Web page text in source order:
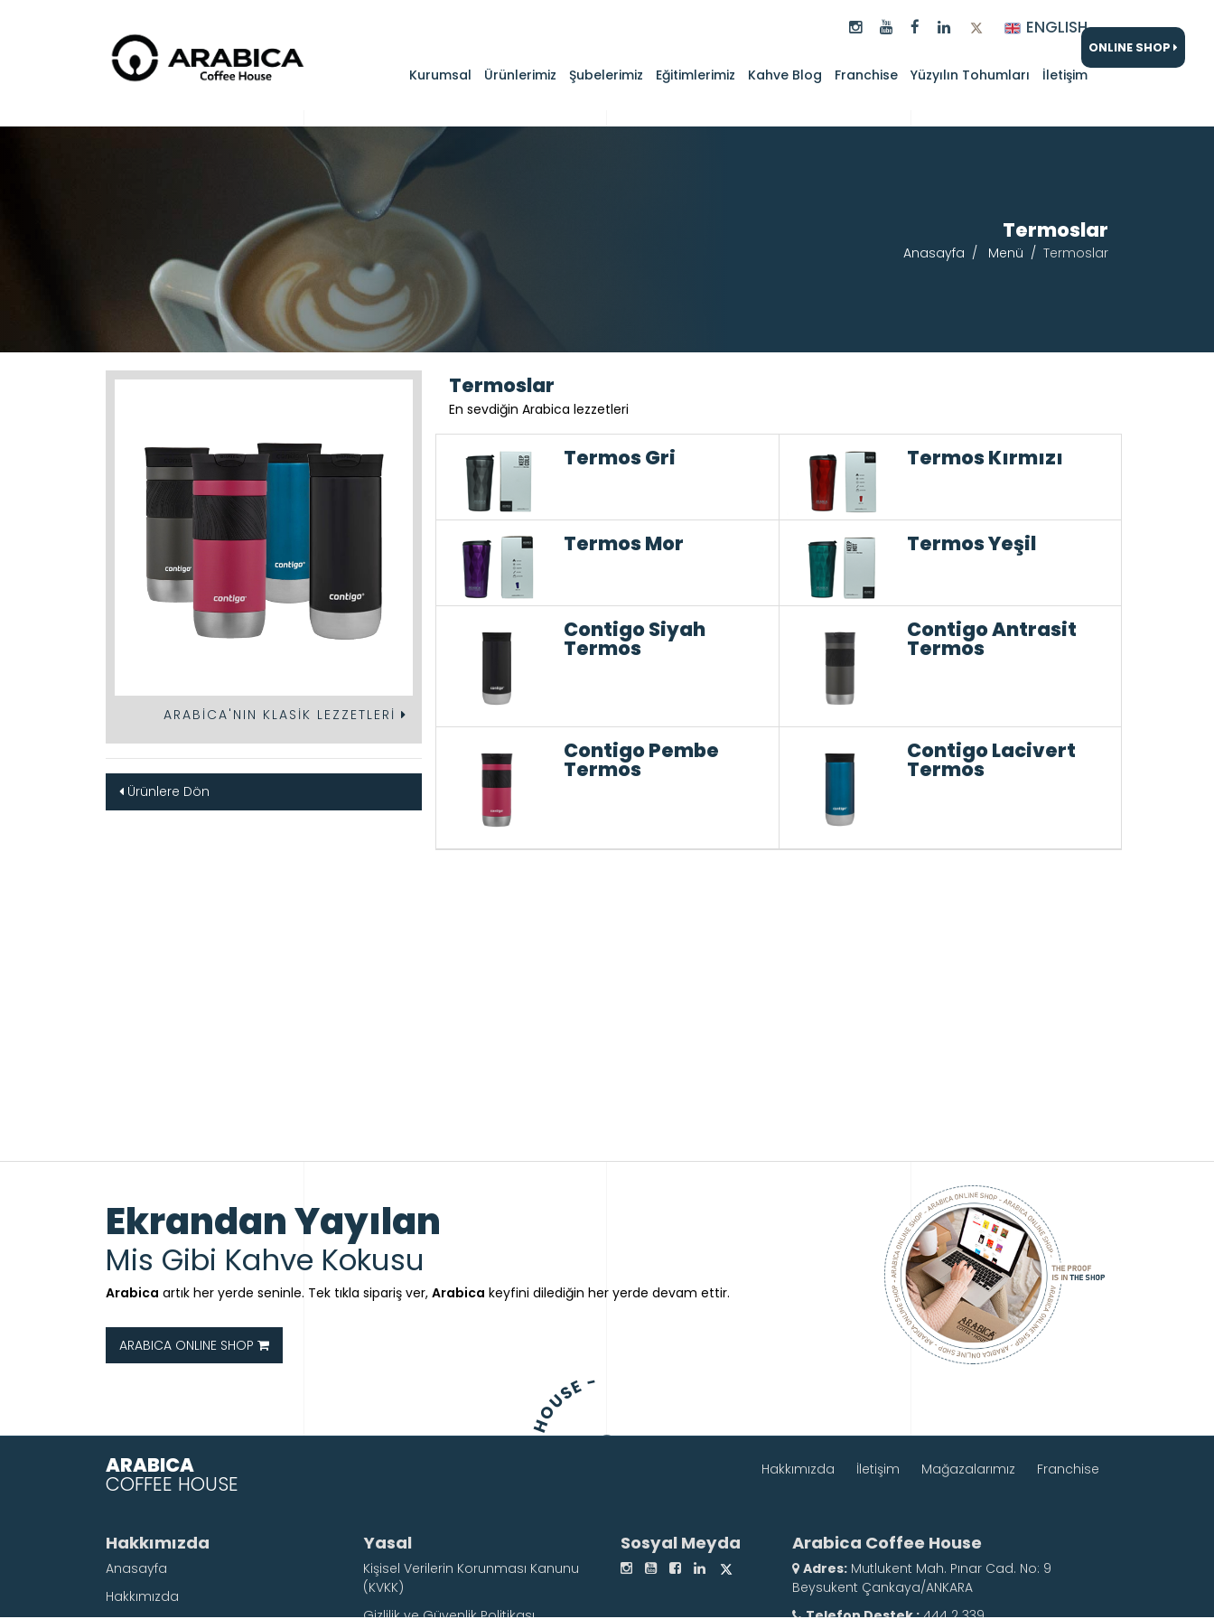
ENGLISH
Kurumsal Ürünlerimiz Şubelerimiz Eğitimlerimiz Kahve Blog Franchise Yüzyılın Tohumları İletişim
ONLINE SHOP
Termoslar
Anasayfa Menü Termoslar
ARABICA'NIN KLASIK LEZZETLERI
Ürünlere Dön
Termoslar
En sevdiğin Arabica lezzetleri
Termos Gri Termos Kırmızı
Termos Mor Termos Yeşil
Contigo Siyah
Termos
Contigo Antrasit
Termos
Contigo Pembe
Termos
Contigo Lacivert
Termos
Ekrandan Yayılan
Mis Gibi Kahve Kokusu
Arabica artık her yerde seninle. Tek tıkla sipariş ver, Arabica keyfini dilediğin her yerde devam ettir.
ARABICA ONLINE SHOP
ARABICA - COFFEE - HOUSE -
ARABICA
COFFEE HOUSE
Hakkımızda İletişim Mağazalarımız Franchise
Hakkımızda
Anasayfa
Hakkımızda
Yasal
Kişisel Verilerin Korunması Kanunu
(KVKK)
Gizlilik ve Güvenlik Politikası
Sosyal Meyda Arabica Coffee House
Adres: Mutlukent Mah. Pınar Cad. No: 9
Beysukent Çankaya/ANKARA
Telefon Destek :444 2 339